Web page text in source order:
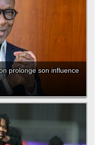
prolonge son influence